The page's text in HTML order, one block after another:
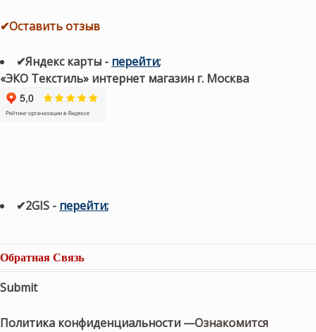
✔Оставить отзыв
✔Яндекс карты - перейти;
«ЭКО Текстиль» интернет магазин г. Москва
✔2GIS - перейти;
Обратная Связь
Submit
Политика конфиденциальности —Ознакомится